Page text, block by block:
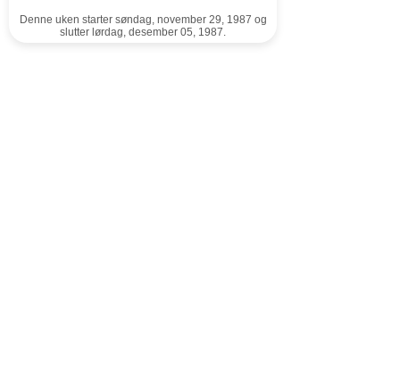
Denne uken starter søndag, november 29, 1987 og
slutter lørdag, desember 05, 1987.